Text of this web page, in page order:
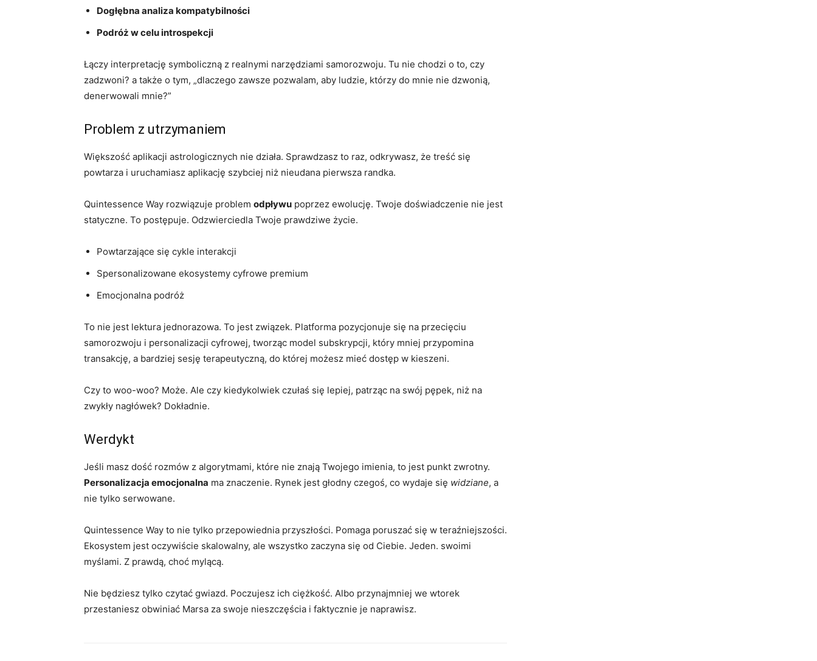
Dogłębna analiza kompatybilności
Podróż w celu introspekcji
Łączy interpretację symboliczną z realnymi narzędziami samorozwoju. Tu nie chodzi o to, czy
zadzwoni? a także o tym, „dlaczego zawsze pozwalam, aby ludzie, którzy do mnie nie dzwonią,
denerwowali mnie?”
Problem z utrzymaniem
Większość aplikacji astrologicznych nie działa. Sprawdzasz to raz, odkrywasz, że treść się
powtarza i uruchamiasz aplikację szybciej niż nieudana pierwsza randka.
Quintessence Way rozwiązuje problem odpływu poprzez ewolucję. Twoje doświadczenie nie jest
statyczne. To postępuje. Odzwierciedla Twoje prawdziwe życie.
Powtarzające się cykle interakcji
Spersonalizowane ekosystemy cyfrowe premium
Emocjonalna podróż
To nie jest lektura jednorazowa. To jest związek. Platforma pozycjonuje się na przecięciu
samorozwoju i personalizacji cyfrowej, tworząc model subskrypcji, który mniej przypomina
transakcję, a bardziej sesję terapeutyczną, do której możesz mieć dostęp w kieszeni.
Czy to woo-woo? Może. Ale czy kiedykolwiek czułaś się lepiej, patrząc na swój pępek, niż na
zwykły nagłówek? Dokładnie.
Werdykt
Jeśli masz dość rozmów z algorytmami, które nie znają Twojego imienia, to jest punkt zwrotny.
Personalizacja emocjonalna ma znaczenie. Rynek jest głodny czegoś, co wydaje się widziane, a
nie tylko serwowane.
Quintessence Way to nie tylko przepowiednia przyszłości. Pomaga poruszać się w teraźniejszości.
Ekosystem jest oczywiście skalowalny, ale wszystko zaczyna się od Ciebie. Jeden. swoimi
myślami. Z prawdą, choć mylącą.
Nie będziesz tylko czytać gwiazd. Poczujesz ich ciężkość. Albo przynajmniej we wtorek
przestaniesz obwiniać Marsa za swoje nieszczęścia i faktycznie je naprawisz.